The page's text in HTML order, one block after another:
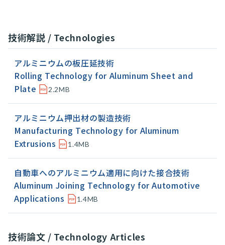
技術解説 / Technologies
アルミニウムの板圧延技術
Rolling Technology for Aluminum Sheet and
Plate
2.2MB
アルミニウム押出材の製造技術
Manufacturing Technology for Aluminum
Extrusions
1.4MB
自動車へのアルミニウム適用に向けた接合技術
Aluminum Joining Technology for Automotive
Applications
1.4MB
技術論文 / Technology Articles